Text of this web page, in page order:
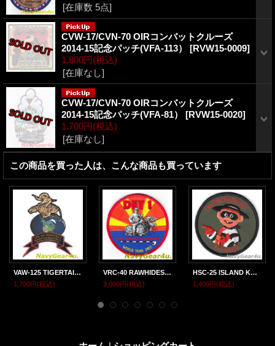
[在庫数 5点]
CVW-17/CVN-70 OIRコンバットクルーズ
2014-15記念パッチ(VFA-113） [RVW15-0009]
1,800円(税込)
[在庫なし]
CVW-17/CVN-70 OIRコンバットクルーズ
2014-15記念パッチ(VFA-81） [RVW15-0020]
1,700円(税込)
[在庫なし]
この商品を買った人は、こんな商品も買っています
VAW-125 TIGERTAILS E-2D初実戦航海2015記念パッチ（ハイブリッド）
1,700円(税込)
VRC-40 RAWHIDES DET-1 CVN-71ワールドクルーズ2015記念パッチ（デッドストック）
3,000円(税込)
HSC-25 ISLAND KNIGHTS DET-6 "I’m Loving It"ショルダーバレットパッチ（ベルクロ有無）
1,400円(税込)